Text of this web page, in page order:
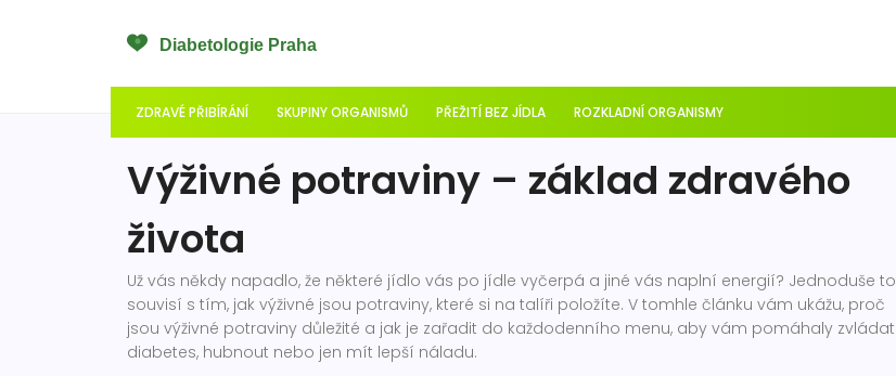
ZDRAVÉ PŘIBÍRÁNÍ SKUPINY ORGANISMŮ PŘEŽITÍ BEZ JÍDLA ROZKLADNÍ ORGANISMY
Výživné potraviny – základ zdravého
života
Už vás někdy napadlo, že některé jídlo vás po jídle vyčerpá a jiné vás naplní energií? Jednoduše to
souvisí s tím, jak výživné jsou potraviny, které si na talíři položíte. V tomhle článku vám ukážu, proč
jsou výživné potraviny důležité a jak je zařadit do každodenního menu, aby vám pomáhaly zvládat
diabetes, hubnout nebo jen mít lepší náladu.